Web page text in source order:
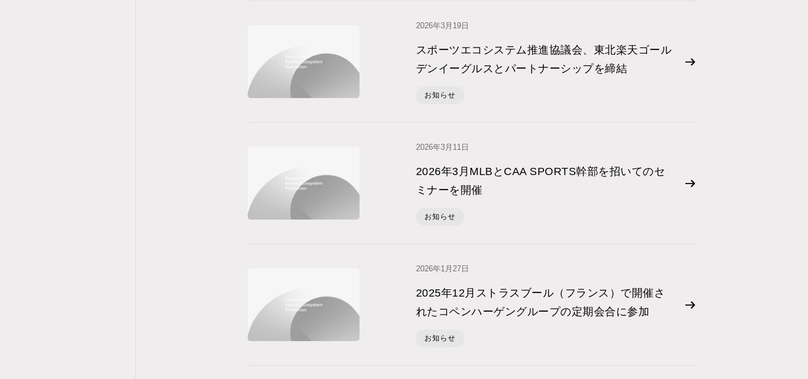
2026年3⽉19⽇
スポーツエコシステム推進協議会、東北楽天ゴール
デンイーグルスとパートナーシップを締結
お知らせ
2026年3⽉11⽇
2026年3月MLBとCAA SPORTS幹部を招いてのセ
ミナーを開催
お知らせ
2026年1⽉27⽇
2025年12月ストラスブール（フランス）で開催さ
れたコペンハーゲングループの定期会合に参加
お知らせ